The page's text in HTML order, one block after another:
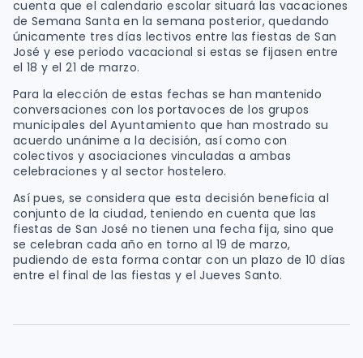
cuenta que el calendario escolar situará las vacaciones
de Semana Santa en la semana posterior, quedando
únicamente tres días lectivos entre las fiestas de San
José y ese periodo vacacional si estas se fijasen entre
el 18 y el 21 de marzo.
Para la elección de estas fechas se han mantenido
conversaciones con los portavoces de los grupos
municipales del Ayuntamiento que han mostrado su
acuerdo unánime a la decisión, así como con
colectivos y asociaciones vinculadas a ambas
celebraciones y al sector hostelero.
Así pues, se considera que esta decisión beneficia al
conjunto de la ciudad, teniendo en cuenta que las
fiestas de San José no tienen una fecha fija, sino que
se celebran cada año en torno al 19 de marzo,
pudiendo de esta forma contar con un plazo de 10 días
entre el final de las fiestas y el Jueves Santo.